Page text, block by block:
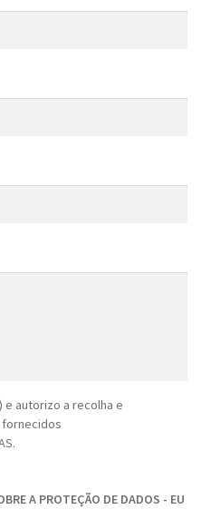
e autorizo a recolha e
A PROTEÇÃO DE DADOS - EU